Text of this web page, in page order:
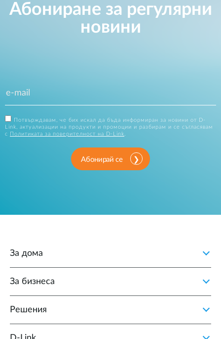
Абониране за регулярни
новини
Потвърждавам, че бих искал да бъда информиран за новини от D-
Link, актуализации на продукти и промоции и разбирам и се съгласявам
с
Политиката за поверителност на D-Link
Абонирай се
За дома
За бизнеса
Решения